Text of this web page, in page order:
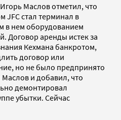
Маслов отметил, что
стал терминал в
в нем оборудованием
Договор аренды истек за
Кехмана банкротом,
договор или
но не было предпринято
и добавил, что
демонтировал
убытки. Сейчас